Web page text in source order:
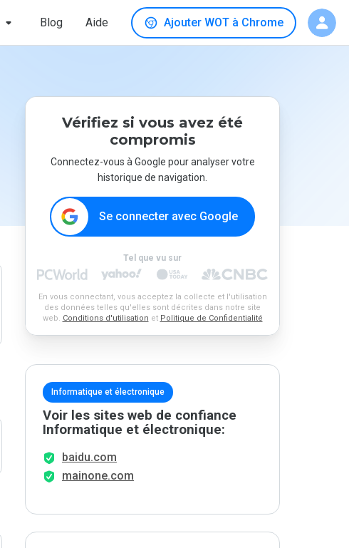
Blog Aide Ajouter WOT à Chrome
Vérifiez si vous avez été
compromis
Connectez-vous à Google pour analyser votre
historique de navigation.
Se connecter avec Google
Tel que vu sur
En vous connectant, vous acceptez la collecte et l'utilisation
des données telles qu'elles sont décrites dans notre site
web. Conditions d'utilisation et Politique de Confidentialité
Informatique et électronique
Voir les sites web de confiance
Informatique et électronique:
baidu.com
mainone.com